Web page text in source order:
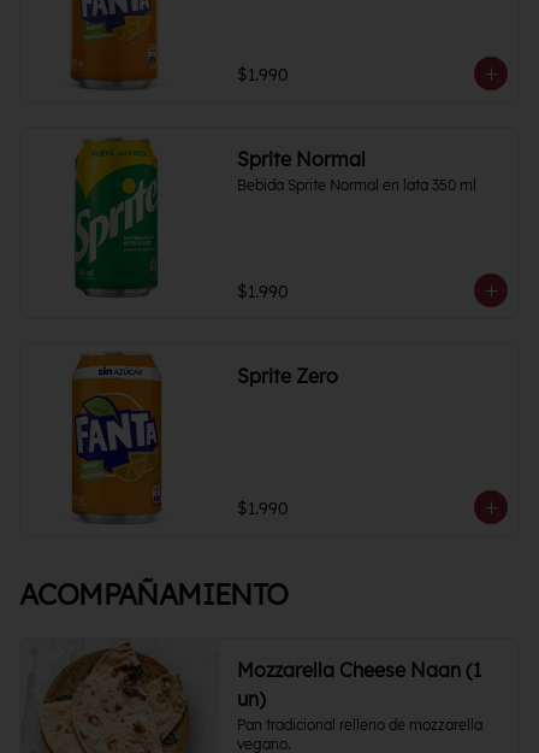
$1.990
Sprite Normal
Bebida Sprite Normal en lata 350 ml
$1.990
Sprite Zero
$1.990
ACOMPAÑAMIENTO
Mozzarella Cheese Naan (1
un)
Pan tradicional relleno de mozzarella
vegano.